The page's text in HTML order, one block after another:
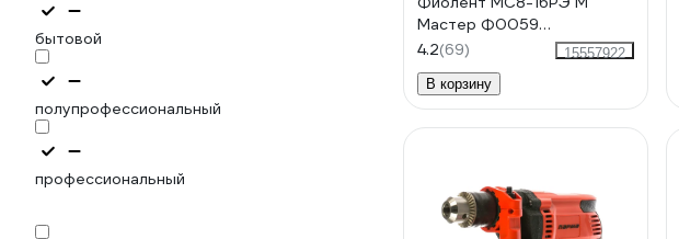
бытовой
полупрофессиональный
профессиональный
Мастер Ф0059
ИДФР298112002-01К2
4.2(69)
15557922
В корзину